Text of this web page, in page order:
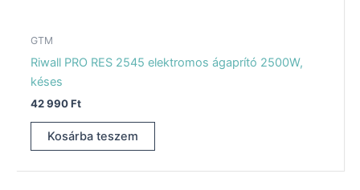
GTM
Riwall PRO RES 2545 elektromos ágaprító 2500W,
késes
42 990Ft
Kosárba teszem